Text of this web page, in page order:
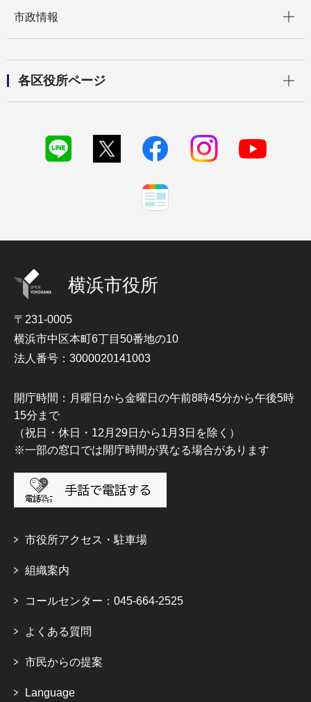
市政情報
各区役所ページ
横浜市役所
〒231-0005
横浜市中区本町6丁目50番地の10
法人番号：3000020141003
開庁時間：月曜日から金曜日の午前8時45分から午後5時
15分まで
（祝日・休日・12月29日から1月3日を除く）
※一部の窓口では開庁時間が異なる場合があります
市役所アクセス・駐車場
組織案内
コールセンター：045-664-2525
よくある質問
市民からの提案
Language